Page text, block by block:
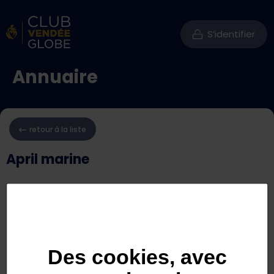
S’identifier
Annuaire
retour à la liste
April marine
Des cookies, avec